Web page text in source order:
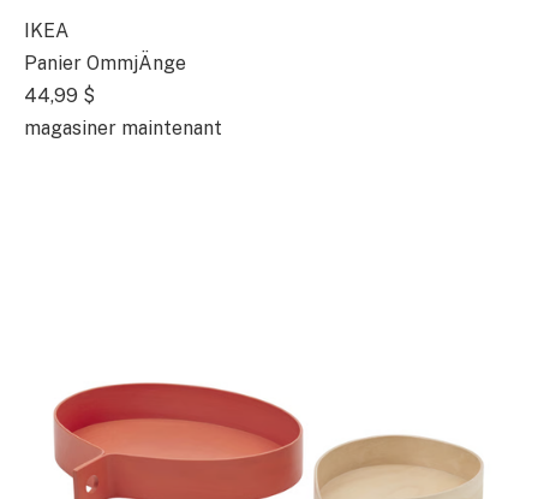
IKEA
Panier OmmjÄnge
44,99 $
magasiner maintenant